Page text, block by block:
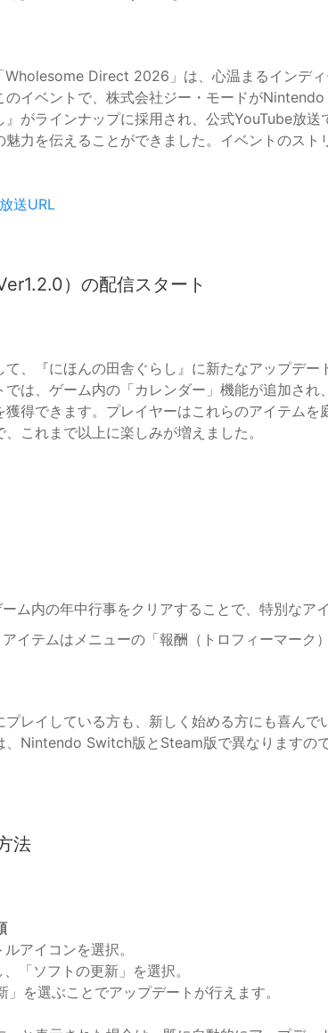
Direct 2026」は、心温まるインデ
のイベントで、株式会社ジー・モードが
がラインナップに採用され、公式YouTube放送
力を伝えることができました。イベントのスト
送URL
）の配信スタート
、『にほんの田舎ぐらし』に新たなアップデー
は、ゲーム内の「カレンダー」機能が追加され
獲得できます。プレイヤーはこれらのアイテム
これまで以上に楽しみが増えました。
ーム内の年中行事をクリアすることで、特別なア
イテムはメニューの「報酬（トロフィーマーク
レイしている方も、新しく始める方にも喜んで
、Nintendo Switch版とSteam版で異なりますの
法
アイコンを選択。
「ソフトの更新」を選択。
を選ぶことでアップデートが行えます。